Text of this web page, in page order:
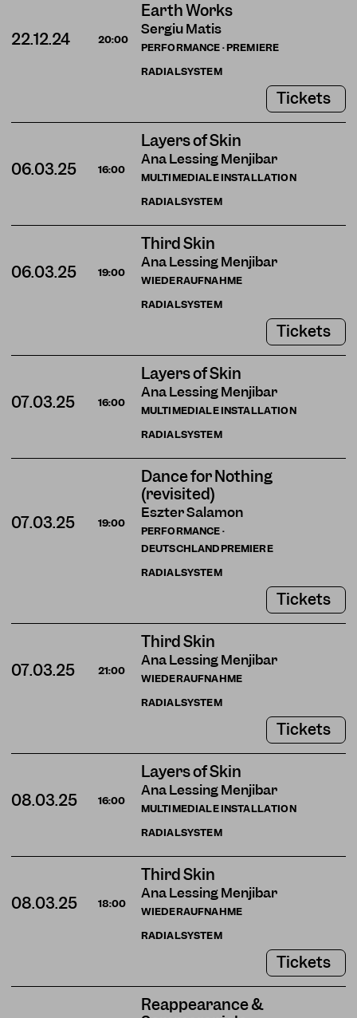
Earth Works
Sergiu Matis
PERFORMANCE · PREMIERE
22.12.24 20:00
RADIALSYSTEM
Tickets
Layers of Skin
Ana Lessing Menjibar
MULTIMEDIALE INSTALLATION
06.03.25 16:00
RADIALSYSTEM
Third Skin
Ana Lessing Menjibar
WIEDERAUFNAHME
06.03.25 19:00
RADIALSYSTEM
Tickets
Layers of Skin
Ana Lessing Menjibar
MULTIMEDIALE INSTALLATION
07.03.25 16:00
RADIALSYSTEM
Dance for Nothing
(revisited)
Eszter Salamon
PERFORMANCE ·
DEUTSCHLANDPREMIERE
07.03.25 19:00
RADIALSYSTEM
Tickets
Third Skin
Ana Lessing Menjibar
WIEDERAUFNAHME
07.03.25 21:00
RADIALSYSTEM
Tickets
Layers of Skin
Ana Lessing Menjibar
MULTIMEDIALE INSTALLATION
08.03.25 16:00
RADIALSYSTEM
Third Skin
Ana Lessing Menjibar
WIEDERAUFNAHME
08.03.25 18:00
RADIALSYSTEM
Tickets
Reappearance &